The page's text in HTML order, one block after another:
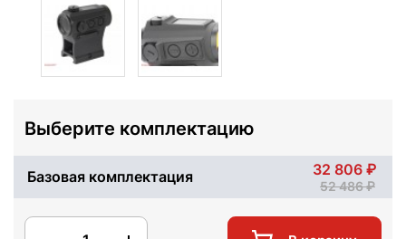
Выберите комплектацию
Базовая комплектация 32 806
52 486